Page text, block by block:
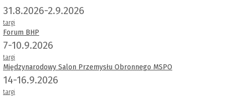
31.8.2026-2.9.2026
targi
Forum BHP
7-10.9.2026
targi
Międzynarodowy Salon Przemysłu Obronnego MSPO
14-16.9.2026
targi